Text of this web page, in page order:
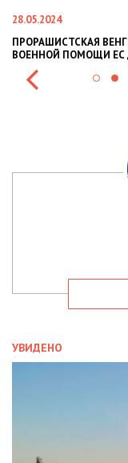
28.05.2024
ПРОРАШИСТСКАЯ
ВОЕННОЙ ПОМОЩИ ЕС
УВИДЕНО